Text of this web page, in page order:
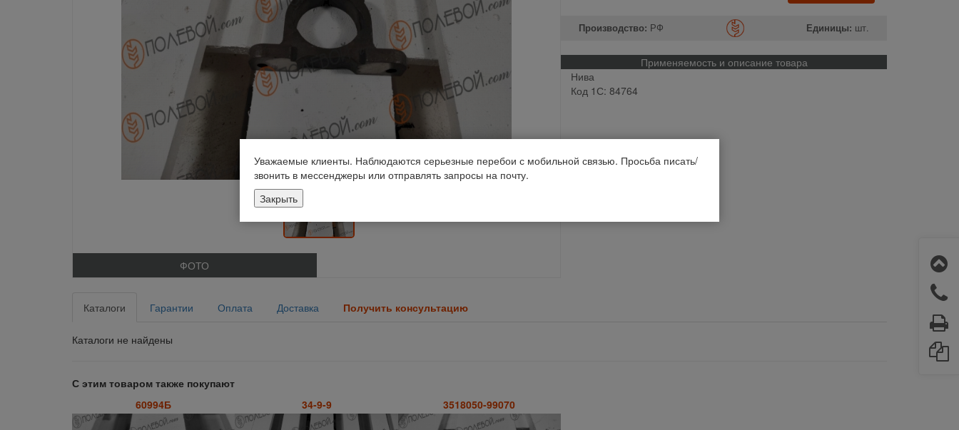
ФОТО
Производство: РФ Единицы: шт.
Применяемость и описание товара
Нива
Код 1С: 84764
Каталоги Гарантии Оплата Доставка Получить консультацию
Каталоги не найдены
С этим товаром также покупают
60994Б
34-9-9 3518050-99070
Уважаемые клиенты. Наблюдаются серьезные перебои с мобильной связью. Просьба писать/
звонить в мессенджеры или отправлять запросы на почту.
Закрыть